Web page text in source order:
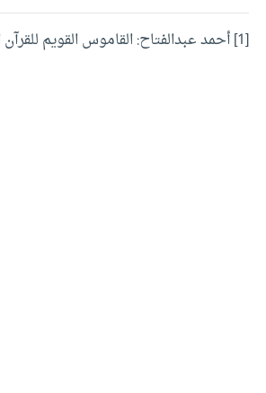
[1] أحمد عبدالفتاح: القاموس القويم للقرآن